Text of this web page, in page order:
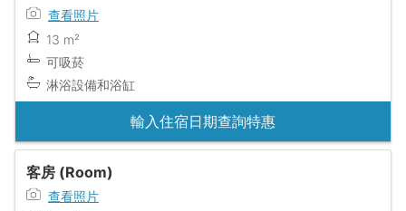
查看照片
13 m²
可吸菸
淋浴設備和浴缸
輸入住宿日期查詢特惠
客房 (Room)
查看照片